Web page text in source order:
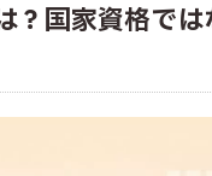
？国家資格で